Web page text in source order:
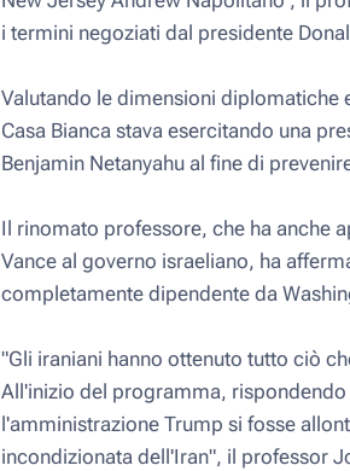
i termini negoziati dal presidente
Valutando le dimensioni
Casa Bianca stava esercitando una
Benjamin Netanyahu al fine di
Il rinomato professore, che ha anche
Vance al governo israeliano, ha
completamente dipendente da
"Gli iraniani hanno ottenuto tutto ciò
All'inizio del programma,
l'amministrazione Trump si fosse
incondizionata dell'Iran", il professor